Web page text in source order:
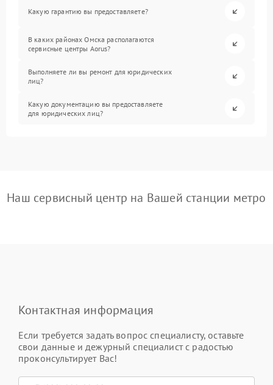
Какую гарантию вы предоставляете?
В каких районах Омска располагаются
сервисные центры Aorus?
Выполняете ли вы ремонт для юридических
лиц?
Какую документацию вы предоставляете
для юридических лиц?
Наш сервисный центр на Вашей станции метро
Контактная информация
Если требуется задать вопрос специалисту, оставьте
свои данные и дежурный специалист с радостью
проконсультирует Вас!